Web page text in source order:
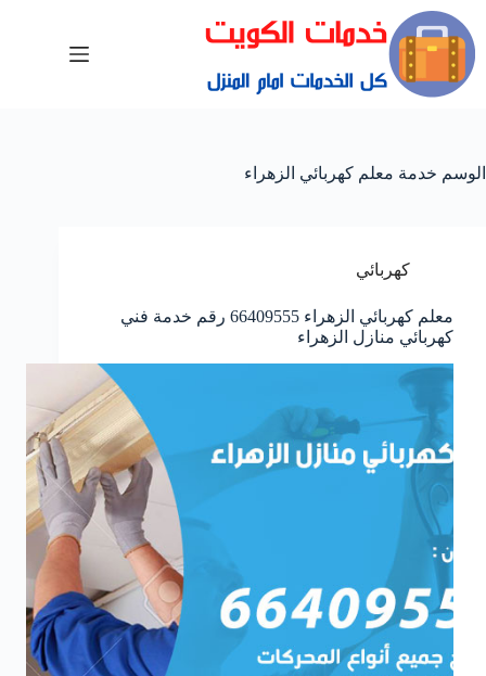
الوسم خدمة معلم كهربائي الزهراء
كهربائي
معلم كهربائي الزهراء 66409555 رقم خدمة فني
كهربائي منازل الزهراء